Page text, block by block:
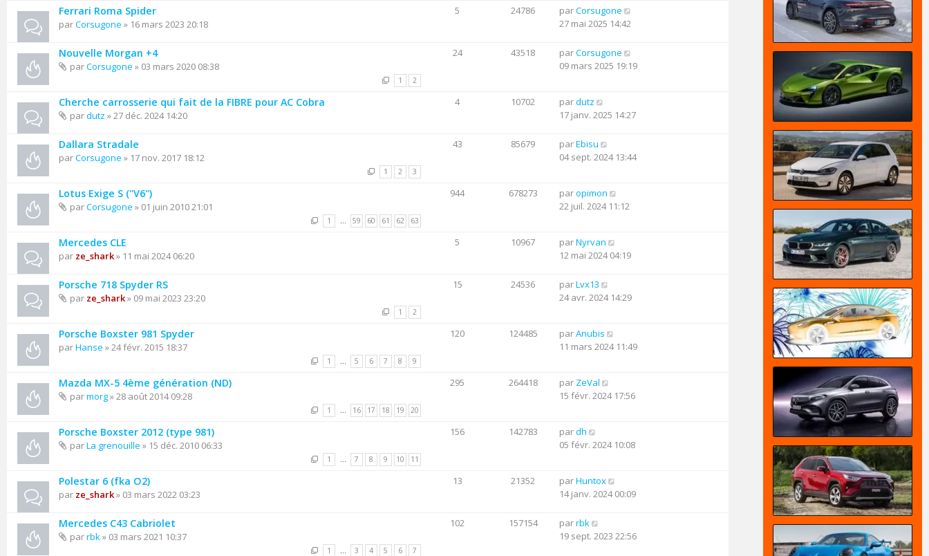
Ferrari Roma Spider
parCorsugone » 16 mars 2023 20:18
5 24786 parCorsugone
27 mai 2025 14:42
Nouvelle Morgan +4
parCorsugone » 03 mars 2020 08:38
1 2
24 43518 parCorsugone
09 mars 2025 19:19
Cherche carrosserie qui fait de la FIBRE pour AC Cobra
pardutz » 27 déc. 2024 14:20
4 10702 pardutz
17 janv. 2025 14:27
Dallara Stradale
parCorsugone » 17 nov. 2017 18:12
1 2 3
43 85679 parEbisu
04 sept. 2024 13:44
Lotus Exige S ("V6")
parCorsugone » 01 juin 2010 21:01
1 … 59 60 61 62 63
944 678273 paropimon
22 juil. 2024 11:12
Mercedes CLE
par ze_shark» 11 mai 2024 06:20
5 10967 parNyrvan
12 mai 2024 04:19
Porsche 718 Spyder RS
par ze_shark» 09 mai 2023 23:20
1 2
15 24536 parLvx13
24 avr. 2024 14:29
Porsche Boxster 981 Spyder
parHanse » 24 févr. 2015 18:37
1 … 5 6 7 8 9
120 124485 parAnubis
11 mars 2024 11:49
Mazda MX-5 4ème génération (ND)
parmorg» 28 août 2014 09:28
1 … 16 17 18 19 20
295 264418 par ZeVal
15 févr. 2024 17:56
Porsche Boxster 2012 (type 981)
parLa grenouille » 15 déc. 2010 06:33
1 … 7 8 9 10 11
156 142783 pardh
05 févr. 2024 10:08
Polestar 6 (fka O2)
par ze_shark» 03 mars 2022 03:23
13 21352 parHuntox
14 janv. 2024 00:09
Mercedes C43 Cabriolet
parrbk» 03 mars 2021 10:37
1 … 3 4 5 6 7
102 157154 parrbk
19 sept. 2023 22:56